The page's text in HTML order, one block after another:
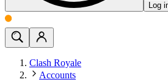
Log
Clash Royale
Accounts